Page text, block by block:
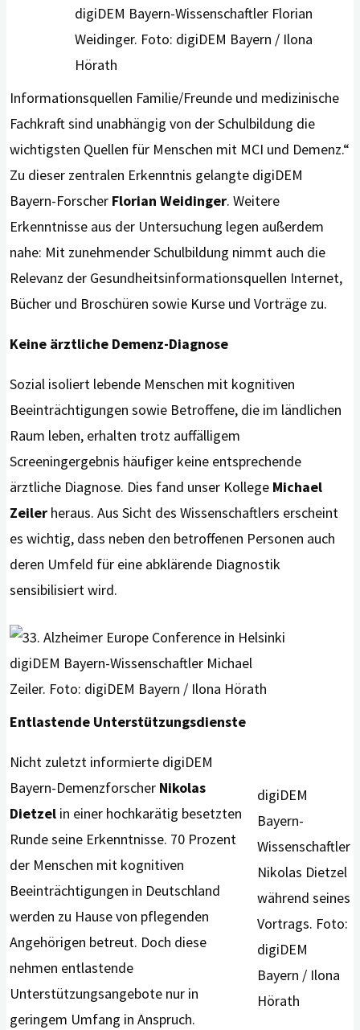
digiDEM Bayern-Wissenschaftler Florian
Weidinger. Foto: digiDEM Bayern / Ilona
Hörath
Informationsquellen Familie/Freunde und medizinische
Fachkraft sind unabhängig von der Schulbildung die
wichtigsten Quellen für Menschen mit MCI und Demenz.“
Zu dieser zentralen Erkenntnis gelangte digiDEM
Bayern-Forscher Florian Weidinger. Weitere
Erkenntnisse aus der Untersuchung legen außerdem
nahe: Mit zunehmender Schulbildung nimmt auch die
Relevanz der Gesundheitsinformationsquellen Internet,
Bücher und Broschüren sowie Kurse und Vorträge zu.
Keine ärztliche Demenz-Diagnose
Sozial isoliert lebende Menschen mit kognitiven
Beeinträchtigungen sowie Betroffene, die im ländlichen
Raum leben, erhalten trotz auffälligem
Screeningergebnis häufiger keine entsprechende
ärztliche Diagnose. Dies fand unser Kollege Michael
Zeiler heraus. Aus Sicht des Wissenschaftlers erscheint
es wichtig, dass neben den betroffenen Personen auch
deren Umfeld für eine abklärende Diagnostik
sensibilisiert wird.
digiDEM Bayern-Wissenschaftler Michael
Zeiler. Foto: digiDEM Bayern / Ilona Hörath
Entlastende Unterstützungsdienste
digiDEM
Bayern-
Wissenschaftler
Nikolas Dietzel
während seines
Vortrags. Foto:
digiDEM
Bayern / Ilona
Hörath
Nicht zuletzt informierte digiDEM
Bayern-Demenzforscher Nikolas
Dietzel in einer hochkarätig besetzten
Runde seine Erkenntnisse. 70 Prozent
der Menschen mit kognitiven
Beeinträchtigungen in Deutschland
werden zu Hause von pflegenden
Angehörigen betreut. Doch diese
nehmen entlastende
Unterstützungsangebote nur in
geringem Umfang in Anspruch.